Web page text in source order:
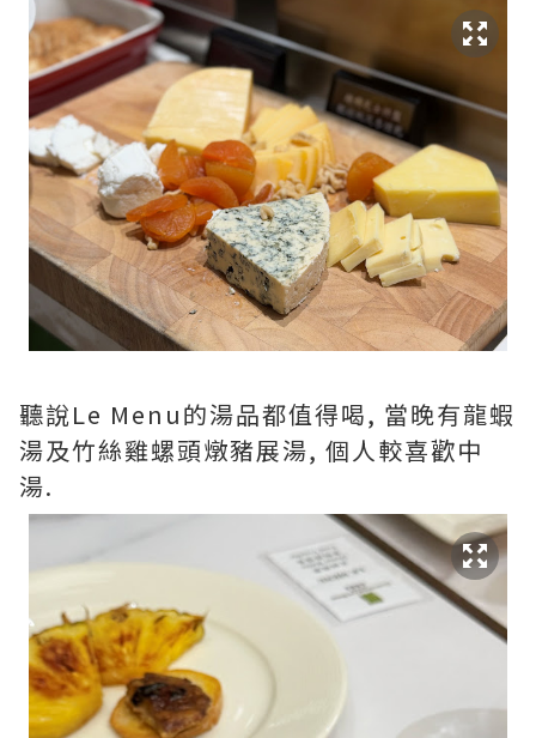
聽說Le Menu的湯品都值得喝, 當晚有龍蝦
湯及竹絲雞螺頭燉豬展湯, 個人較喜歡中
湯.